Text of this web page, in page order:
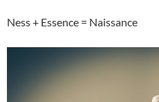
Ness + Essence = Naissance